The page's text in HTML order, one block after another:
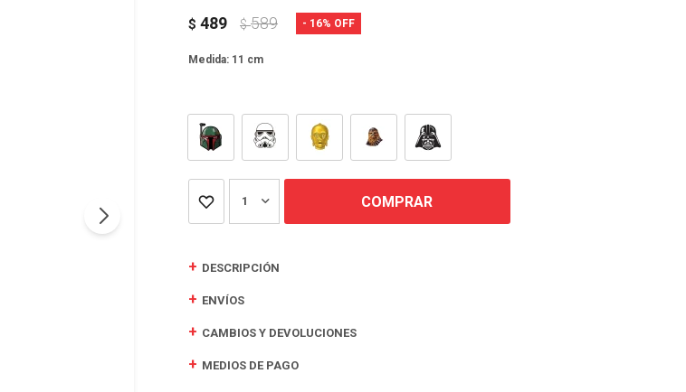
$ 489 $ 589 16
Medida: 11 cm
1 COMPRAR
DESCRIPCIÓN
ENVÍOS
CAMBIOS Y DEVOLUCIONES
MEDIOS DE PAGO